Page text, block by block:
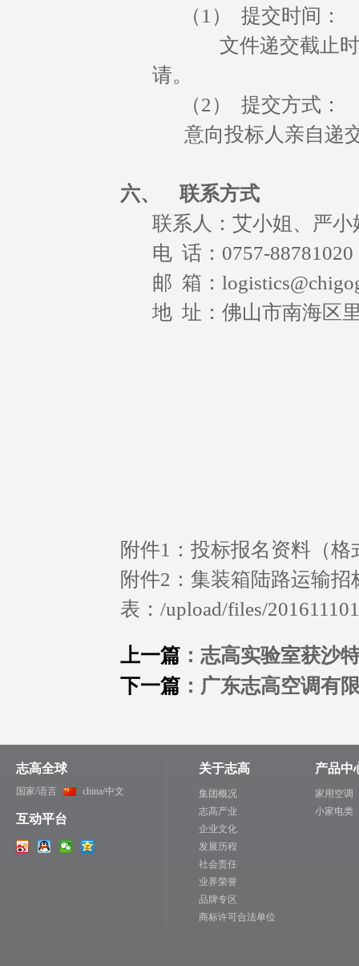
（1） 提交时间：
文件递交截止时间
请。
（2） 提交方式：
意向投标人亲自递
六、 联系方式
联系人：艾小姐、严小
电 话：0757-
邮 箱：
地 址：佛山市南海区
附件1：投标报名资料（格
附件2：集装箱陆路运输
表： /upload/files/
上一篇 ：志高实验室获沙
下一篇 ：广东志高空调有
志高全球
国家/语言 china/中文
互动平台
关于志高
集团概况
志高产业
企业文化
发展历程
社会责任
业界荣誉
品牌专区
商标许可合法单位
产品中
家用空调
小家电类